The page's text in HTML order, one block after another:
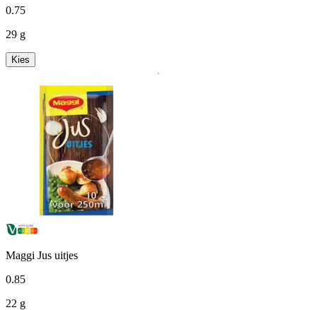
0.75
29 g
Kies
Maggi Jus uitjes
0.85
22 g